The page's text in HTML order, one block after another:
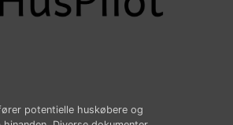
potentielle huskøbere og